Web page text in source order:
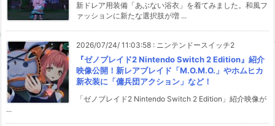
新ドレア用装備「あぶない浴衣」を着てみました。和風フ
ァッションに新たな選択肢が増 ...
2026/07/24/ 11:03:58 : ニンテンドースイッチ2
『ゼノブレイド2 Nintendo Switch 2 Edition』紹介
映像公開！新レアブレイド「M.O.M.O.」やホムヒカ
新衣装に「傭兵団アクション」など！
「ゼノブレイド2 Nintendo Switch 2 Edition」紹介映像が
...